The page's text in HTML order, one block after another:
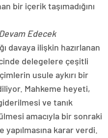
bir içerik taşımadığını
Edecek
davaya ilişkin hazırlanan
delegelere çeşitli
usule aykırı bir
Mahkeme heyeti,
ve tanık
amacıyla bir sonraki
karar verdi.